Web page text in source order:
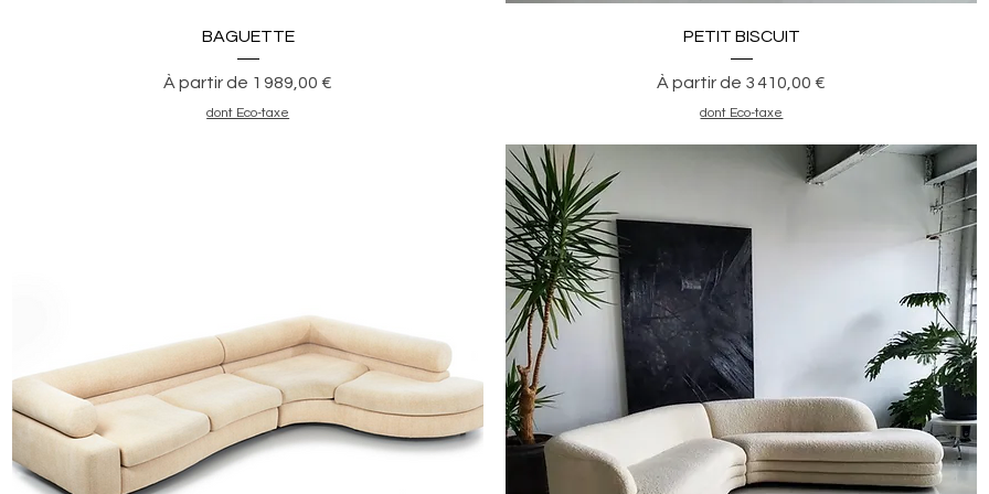
Aperçu rapide
BAGUETTE
À partir de 1 989,00 €
Prix promotionnel
dont Eco-taxe
Aperçu rapide
PETIT BISCUIT
À partir de 3 410,00 €
Prix promotionnel
dont Eco-taxe